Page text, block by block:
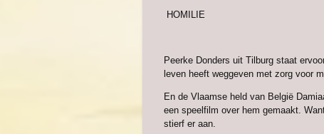
HOMILIE
Peerke Donders uit Tilburg staat
leven heeft weggeven met zorg voor
En de Vlaamse held van België
een speelfilm over hem gemaakt.
stierf er aan.